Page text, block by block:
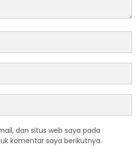
dan situs web saya pada
komentar saya berikutnya.